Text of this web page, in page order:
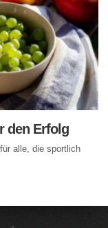
den Erfolg
alle, die sportlich